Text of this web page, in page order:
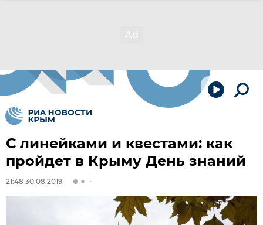
С линейками и квестами: как
пройдет в Крыму День знаний
21:48 30.08.2019